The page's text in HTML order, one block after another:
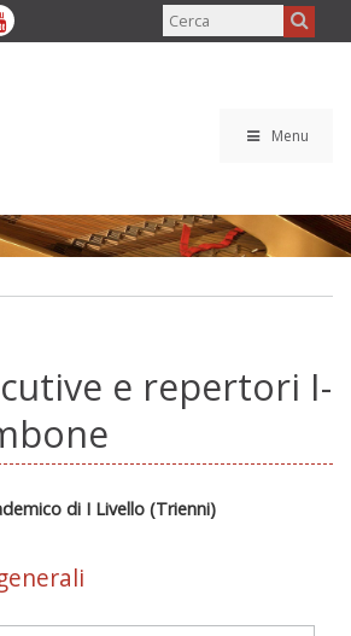
Menu
e repertori I-
di I Livello (Trienni)